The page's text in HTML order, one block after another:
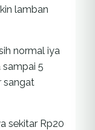
lamban
normal iya
sampai 5
sangat
sekitar Rp20